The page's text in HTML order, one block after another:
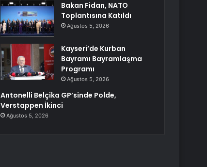
Bakan Fidan, NATO
Toplantısına Katıldı
Ağustos 5, 2026
Kayseri’de Kurban
Bayramı Bayramlaşma
Programı
Ağustos 5, 2026
Antonelli Belçika GP’sinde Polde,
Verstappen İkinci
Ağustos 5, 2026